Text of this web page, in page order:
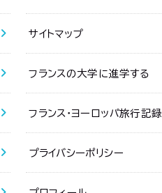
サイトマップ
フランスの大学に進学する
フランス・ヨーロッパ旅行記録
プライバシーポリシー